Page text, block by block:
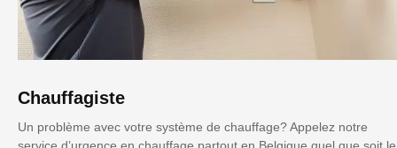
Chauffagiste
Un problème avec votre système de chauffage? Appelez notre